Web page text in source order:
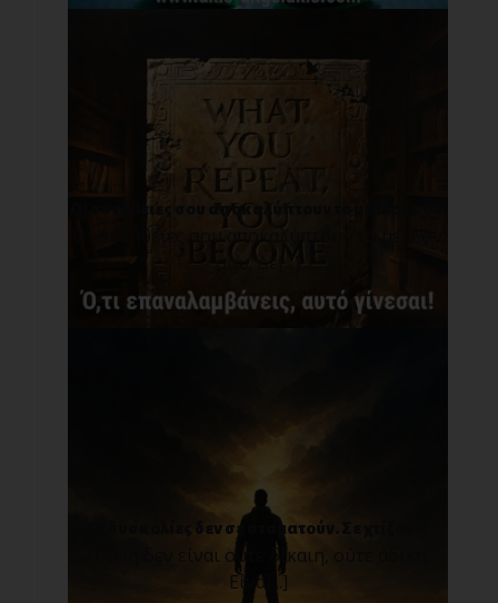
Οι συνήθειες σου αποκαλύπτουν το μέλλον σου.
Οι συνήθειες σου αποκαλύπτουν το μέλλον
Οι δυσκολίες δεν σε σταματούν. Σε χτίζουν!
Η ζωή δεν είναι ούτε δίκαιη, ούτε άδικη.
Είνα[...]